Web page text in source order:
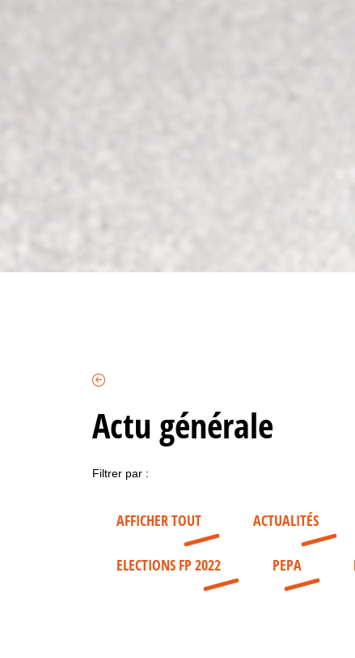
Actu générale
Filtrer par :
AFFICHER TOUT ACTUALITÉS
ELECTIONS FP 2022 PEPA